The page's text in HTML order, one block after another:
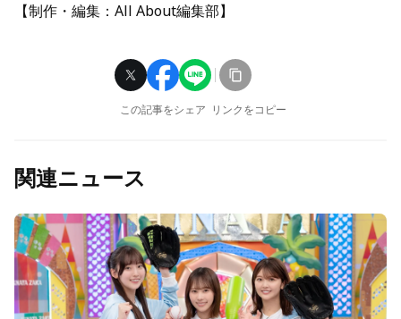
【制作・編集：All About編集部】
この記事をシェア リンクをコピー
関連ニュース